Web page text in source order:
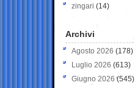
zingari (14)
Archivi
Agosto 2026 (178)
Luglio 2026 (613)
Giugno 2026 (545)